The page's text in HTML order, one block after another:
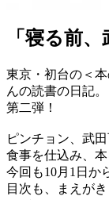
「寝る前、
東京・初台の＜
んの読書の日記。
第二弾！
ピンチョン、武
食事を仕込み、本
今回も10月1日か
目次も、まえが